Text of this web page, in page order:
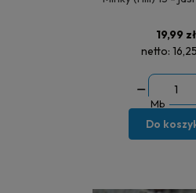
19,99 zł
netto:
Mb
Do